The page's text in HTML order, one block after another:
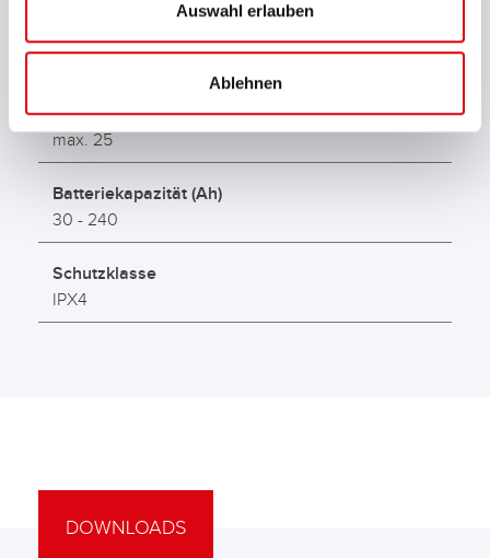
Auswahl erlauben
Ablehnen
14,4 / 16 im Boost-Programm
Ladestrom (A)
max. 25
Batteriekapazität (Ah)
30 - 240
Schutzklasse
IPX4
DOWNLOADS